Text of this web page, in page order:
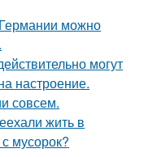
можно
могут
настроение.
совсем.
жить в
мусорок?